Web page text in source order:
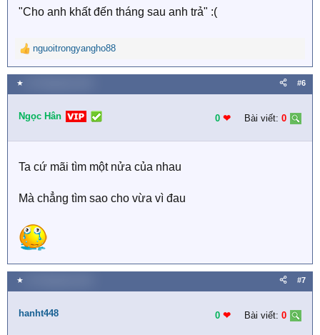
"Cho anh khất đến tháng sau anh trả" :(
R
e
a
c
i
n
nguoitrongyangho88
★ #6
Ngọc Hân 0 ❤︎ Bài viết: 0
Ta cứ mãi tìm một nửa của nhau
Mà chẳng tìm sao cho vừa vì đau
★ #7
hanht448 0 ❤︎ Bài viết: 0